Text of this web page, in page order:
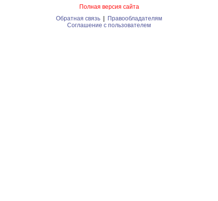
Полная версия сайта
Обратная связь
Правообладателям
Соглашение с пользователем